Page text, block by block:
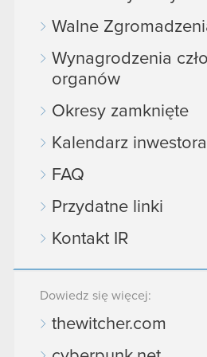
Walne
Wynagrodzenia
organów
Okresy zamknięte
Kalendarz inwestora
FAQ
Przydatne linki
Kontakt IR
Dowiedz się więcej:
thewitcher.com